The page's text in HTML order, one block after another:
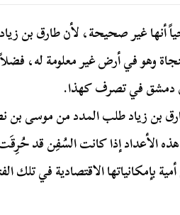
أنها غير صحيحة، لأن طارق بن
وهو في أرض غير معلومة له،
دمشق في تصرف كهذا.
الأعداد إذا كانت السُفِن قد
بإمكانياتها الاقتصادية في تلك